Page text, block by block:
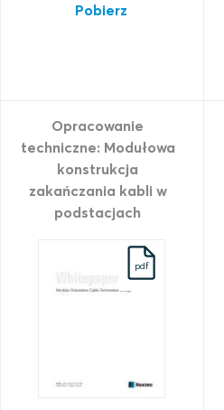
Pobierz
Opracowanie
techniczne: Modułowa
konstrukcja
zakańczania kabli w
podstacjach
pdf